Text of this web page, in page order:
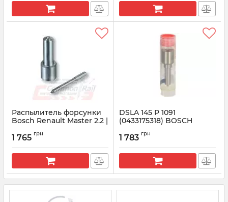
Распылитель форсунки
Bosсh Renault Master 2.2 |
Артикул:
1 765 грн
DSLA 145 P 1091
(0433175318) BOSCH
Артикул:
1 783 грн